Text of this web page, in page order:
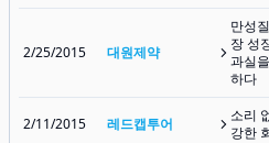
2/25/2015 대원제약
만성
장 성
과실
하다
2/11/2015 레드캡투어
소리
강한